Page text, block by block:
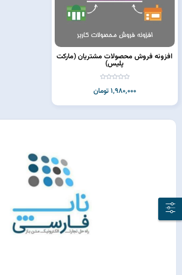
افزونه فروش محصولات مشتریان (مارکت
پلیس)
1,980,000 تومان